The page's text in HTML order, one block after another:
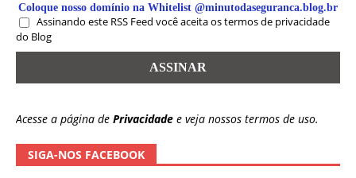
Coloque nosso domínio na Whitelist @minutodaseguranca.blog.br
Assinando este RSS Feed você aceita os termos de privacidade
do Blog
Acesse a página de Privacidade e veja nossos termos de uso.
SIGA-NOS FACEBOOK